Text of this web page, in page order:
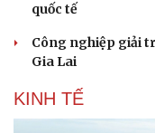
quốc tế
Công nghiệp giải
Gia Lai
KINH TẾ